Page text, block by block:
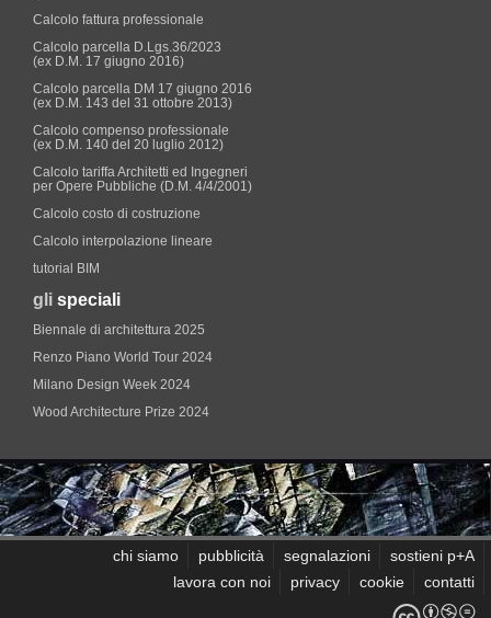
Calcolo fattura professionale
Calcolo parcella D.Lgs.36/2023
(ex D.M. 17 giugno 2016)
Calcolo parcella DM 17 giugno 2016
(ex D.M. 143 del 31 ottobre 2013)
Calcolo compenso professionale
(ex D.M. 140 del 20 luglio 2012)
Calcolo tariffa Architetti ed Ingegneri
per Opere Pubbliche (D.M. 4/4/2001)
Calcolo costo di costruzione
Calcolo interpolazione lineare
tutorial BIM
gli speciali
Biennale di architettura 2025
Renzo Piano World Tour 2024
Milano Design Week 2024
Wood Architecture Prize 2024
chi siamo pubblicità segnalazioni
sostieni p+A
lavora con noi
privacy cookie contatti